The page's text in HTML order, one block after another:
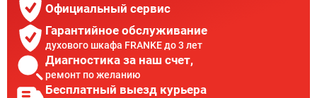
Официальный сервис
Гарантийное обслуживание
духового шкафа FRANKE до 3 лет
Диагностика за наш счет,
ремонт по желанию
Бесплатный выезд курьера